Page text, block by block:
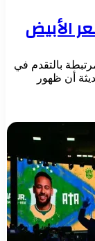
الأبيض
بالتقدم في
أن ظهور